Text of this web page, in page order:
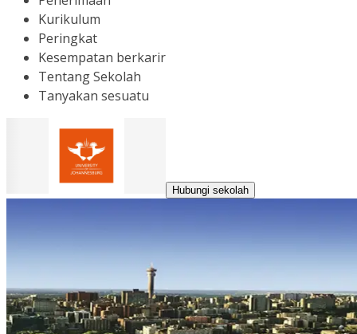
Kurikulum
Peringkat
Kesempatan berkarir
Tentang Sekolah
Tanyakan sesuatu
Hubungi sekolah